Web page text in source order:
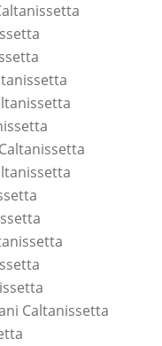
Caltanissetta